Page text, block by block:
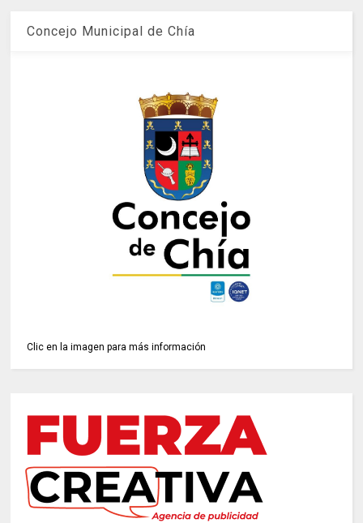
Concejo Municipal de Chía
Clic en la imagen para más información